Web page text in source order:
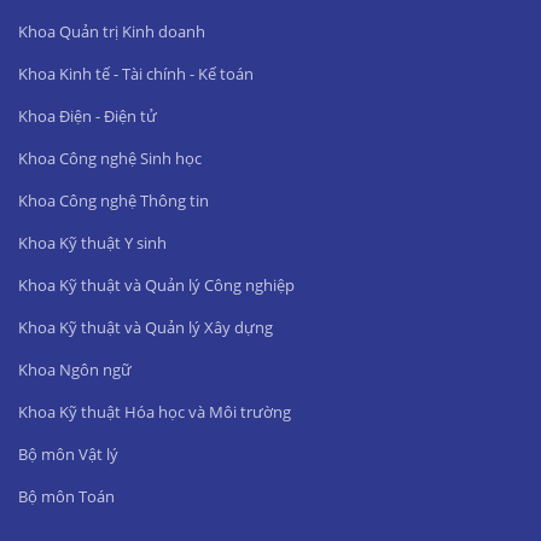
Khoa Quản trị Kinh doanh
Khoa Kinh tế - Tài chính - Kế toán
Khoa Điện - Điện tử
Khoa Công nghệ Sinh học
Khoa Công nghệ Thông tin
Khoa Kỹ thuật Y sinh
Khoa Kỹ thuật và Quản lý Công nghiệp
Khoa Kỹ thuật và Quản lý Xây dựng
Khoa Ngôn ngữ
Khoa Kỹ thuật Hóa học và Môi trường
Bộ môn Vật lý
Bộ môn Toán